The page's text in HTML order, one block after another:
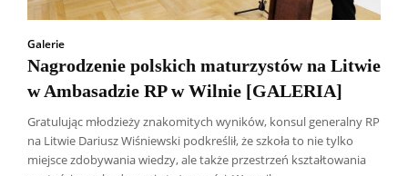
Galerie
Nagrodzenie polskich maturzystów na Litwie
w Ambasadzie RP w Wilnie [GALERIA]
Gratulując młodzieży znakomitych wyników, konsul generalny RP
na Litwie Dariusz Wiśniewski podkreślił, że szkoła to nie tylko
miejsce zdobywania wiedzy, ale także przestrzeń kształtowania